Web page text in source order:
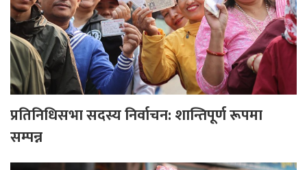
प्रतिनिधिसभा सदस्य निर्वाचन: शान्तिपूर्ण रूपमा
सम्पन्न